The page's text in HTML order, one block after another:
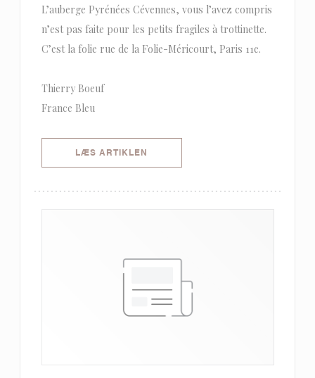
L’auberge Pyrénées Cévennes, vous l’avez compris
n’est pas faite pour les petits fragiles à trottinette.
C’est la folie rue de la Folie-Méricourt, Paris 11e.
Thierry Boeuf
France Bleu
LÆS ARTIKLEN